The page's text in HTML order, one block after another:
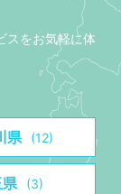
スをお気軽に体
県 (12)
県 (3)